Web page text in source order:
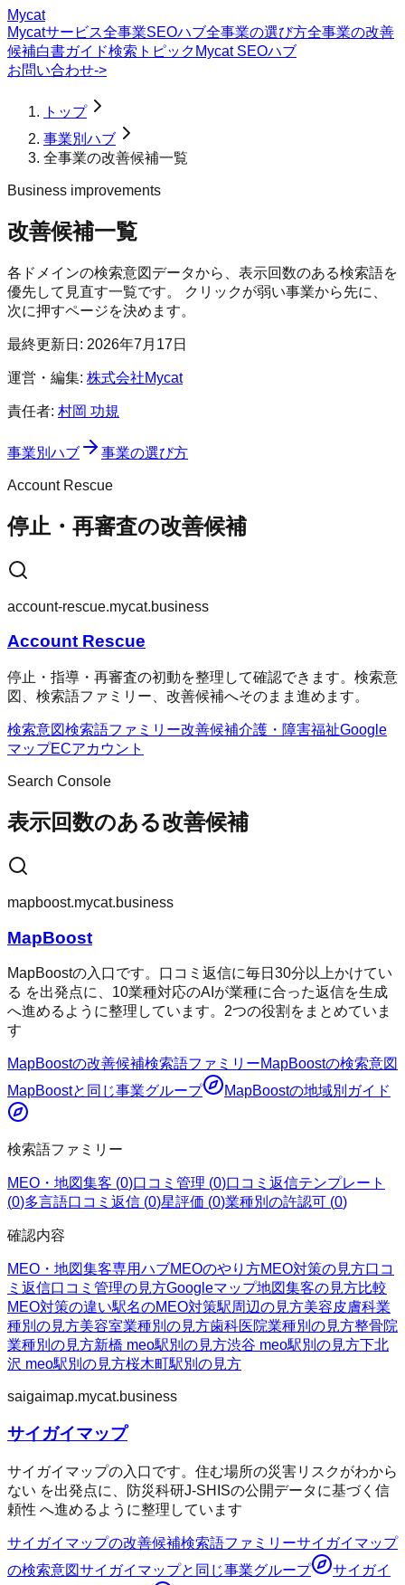
Mycat
Mycatサービス全事業SEOハブ全事業の選び方全事業の改善
候補白書ガイド検索トピック Mycat SEOハブ
お問い合わせ->
トップ
事業別ハブ
全事業の改善候補一覧
Business improvements
改善候補一覧
各ドメインの検索意図データから、表示回数のある検索語を
優先して見直す一覧です。 クリックが弱い事業から先に、
次に押すページを決めます。
最終更新日: 2026年7月17日
運営・編集: 株式会社Mycat
責任者: 村岡 功規
事業別ハブ 事業の選び方
Account Rescue
停止・再審査の改善候補
account-rescue.mycat.business
Account Rescue
停止・指導・再審査の初動を整理して確認できます。検索意
図、検索語ファミリー、改善候補へそのまま進めます。
検索意図検索語ファミリー改善候補介護・障害福祉Google
マップECアカウント
Search Console
表示回数のある改善候補
mapboost.mycat.business
MapBoost
MapBoostの入口です。口コミ返信に毎日30分以上かけてい
る を出発点に、10業種対応のAIが業種に合った返信を生成
へ進めるように整理しています。2つの役割をまとめていま
す
MapBoostの改善候補検索語ファミリーMapBoostの検索意図
MapBoostと同じ事業グループ MapBoostの地域別ガイド
検索語ファミリー
MEO・地図集客 (0)口コミ管理 (0)口コミ返信テンプレート
(0)多言語口コミ返信 (0)星評価 (0)業種別の許認可 (0)
確認内容
MEO・地図集客専用ハブMEOのやり方MEO対策の見方口コ
ミ返信口コミ管理の見方Googleマップ地図集客の見方比較
MEO対策の違い駅名のMEO対策駅周辺の見方美容皮膚科業
種別の見方美容室業種別の見方歯科医院業種別の見方整骨院
業種別の見方新橋 meo駅別の見方渋谷 meo駅別の見方下北
沢 meo駅別の見方桜木町駅別の見方
saigaimap.mycat.business
サイガイマップ
サイガイマップの入口です。住む場所の災害リスクがわから
ない を出発点に、防災科研J-SHISの公開データに基づく信
頼性 へ進めるように整理しています
サイガイマップの改善候補検索語ファミリーサイガイマップ
の検索意図サイガイマップと同じ事業グループ
サイガイ